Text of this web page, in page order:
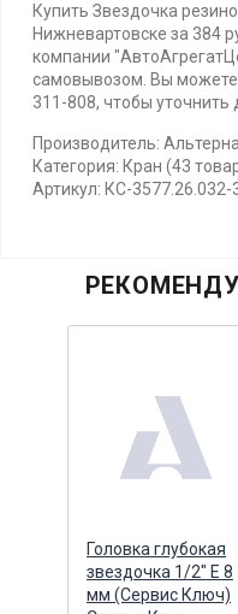
Купить Звездочка
Нижневартовске за 384
компании
самовывозом. Вы можете
311-808, чтобы уточнить
Производитель:
Категория: Кран (43
Артикул: КС-3577.26.032-
Головка глубокая
звездочка 1/2" Е 8
мм (Сервис Ключ)